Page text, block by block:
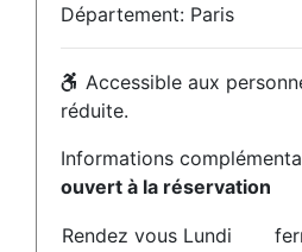
Département: Paris
Accessible aux
réduite.
Informations
ouvert à la réservation
Rendez vous Lundi